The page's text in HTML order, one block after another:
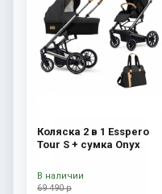
Коляска 2 в 1 Esspero
Tour S + сумка Onyx
69 490 р
В наличии